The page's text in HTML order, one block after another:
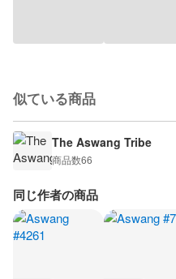
似ている商品
The Aswang Tribe
商品数66
同じ作者の商品